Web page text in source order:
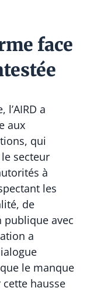
face
a
aux
qui
secteur
à
les
de
publique avec
a
le manque
cette hausse